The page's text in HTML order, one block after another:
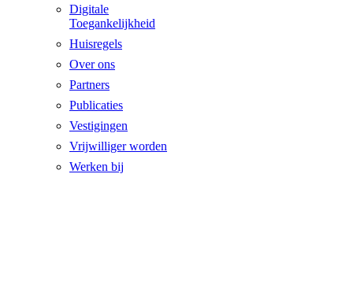
Digitale
Toegankelijkheid
Huisregels
Over ons
Partners
Publicaties
Vestigingen
Vrijwilliger worden
Werken bij